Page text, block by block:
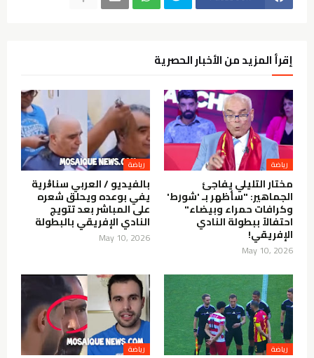
إقرأ المزيد من الأخبار الحصرية
مختار التليلي يفاجئ
الجماهير: "سأظهر بـ 'شورط'
وكرافات حمراء وبيضاء"
احتفالاً ببطولة النادي
الإفريقي!
May 10, 2026
بالفيديو / العربي سناڨرية
يفي بوعده ويحلق شعره
على المباشر بعد تتويج
النادي الإفريقي بالبطولة
May 10, 2026